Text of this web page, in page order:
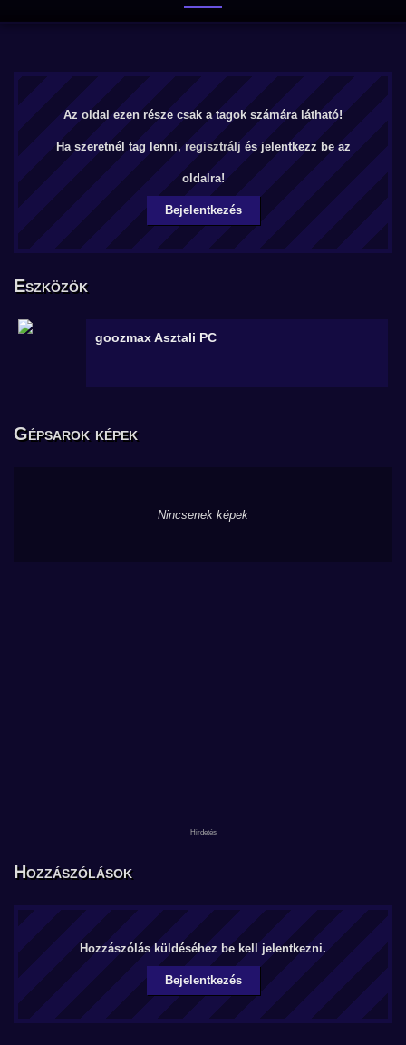
Az oldal ezen része csak a tagok számára látható!
Ha szeretnél tag lenni, regisztrálj és jelentkezz be az
oldalra!
Bejelentkezés
Eszközök
goozmaxAsztali PC
Gépsarok képek
Nincsenek képek
Hozzászólások
Hozzászólás küldéséhez be kell jelentkezni.
Bejelentkezés